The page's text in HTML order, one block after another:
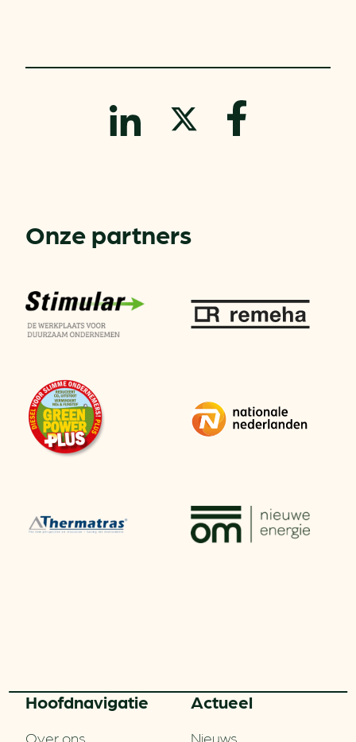
Onze partners
Hoofd­navigatie
Over ons
Actueel
Nieuws